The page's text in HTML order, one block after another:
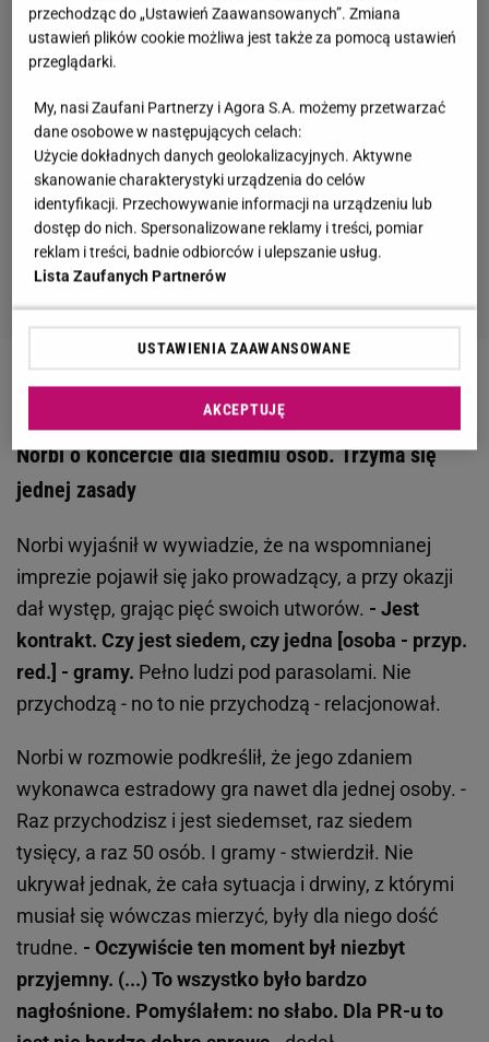
Zobacz wideoJakie ma wymagania?
Norbi o koncercie dla siedmiu osób. Trzyma się
jednej zasady
Norbi wyjaśnił w wywiadzie, że na wspomnianej
imprezie pojawił się jako prowadzący, a przy okazji
dał występ, grając pięć swoich utworów. - Jest
kontrakt. Czy jest siedem, czy jedna [osoba - przyp.
red.] - gramy. Pełno ludzi pod parasolami. Nie
przychodzą - no to nie przychodzą - relacjonował.
Norbi w rozmowie podkreślił, że jego zdaniem
wykonawca estradowy gra nawet dla jednej osoby. -
Raz przychodzisz i jest siedemset, raz siedem
tysięcy, a raz 50 osób. I gramy - stwierdził. Nie
ukrywał jednak, że cała sytuacja i drwiny, z którymi
musiał się wówczas mierzyć, były dla niego dość
trudne. - Oczywiście ten moment był niezbyt
przyjemny. (...) To wszystko było bardzo
nagłośnione. Pomyślałem: no słabo. Dla PR-u to
przechodząc do „Ustawień Zaawansowanych”. Zmiana
ustawień plików cookie możliwa jest także za pomocą ustawień
przeglądarki.
My, nasi Zaufani Partnerzy i Agora S.A. możemy przetwarzać
dane osobowe w następujących celach:
Użycie dokładnych danych geolokalizacyjnych. Aktywne
skanowanie charakterystyki urządzenia do celów
identyfikacji. Przechowywanie informacji na urządzeniu lub
dostęp do nich. Spersonalizowane reklamy i treści, pomiar
reklam i treści, badnie odbiorców i ulepszanie usług.
Lista Zaufanych Partnerów
USTAWIENIA ZAAWANSOWANE
AKCEPTUJĘ